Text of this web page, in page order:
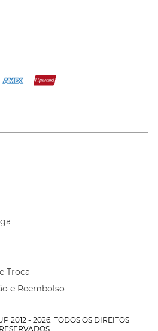
Troca
e Reembolso
2012 - 2026. TODOS OS DIREITOS
RESERVADOS